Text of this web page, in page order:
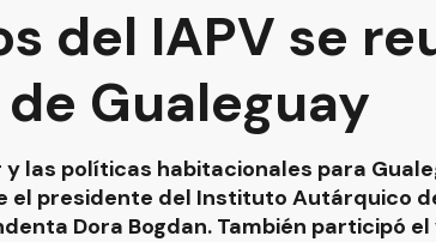
del IAPV se
Gualeguay
y las políticas habitacionales para
el presidente del Instituto Autárquico
Dora Bogdan. También participó